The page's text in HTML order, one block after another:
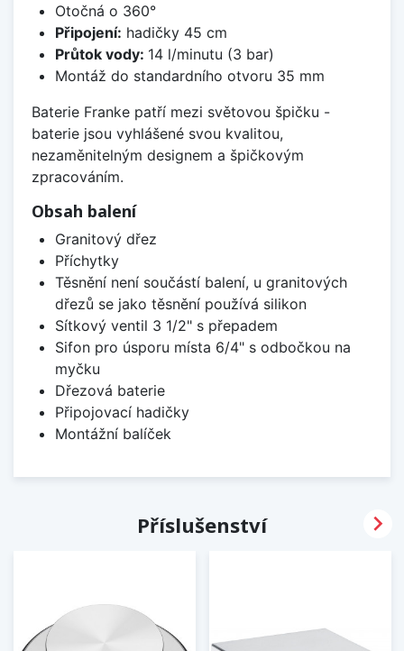
Otočná o 360°
Připojení: hadičky 45 cm
Průtok vody: 14 l/minutu (3 bar)
Montáž do standardního otvoru 35 mm
Baterie Franke patří mezi světovou špičku -
baterie jsou vyhlášené svou kvalitou,
nezaměnitelným designem a špičkovým
zpracováním.
Obsah balení
Granitový dřez
Příchytky
Těsnění není součástí balení, u granitových
dřezů se jako těsnění používá silikon
Sítkový ventil 3 1/2" s přepadem
Sifon pro úsporu místa 6/4" s odbočkou na
myčku
Dřezová baterie
Připojovací hadičky
Montážní balíček
Příslušenství 